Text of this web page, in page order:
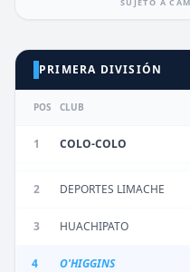
PRIMERA DIVISIÓN
POS CLUB
1 COLO-COLO
2 DEPORTES LIMACHE
3 HUACHIPATO
4 O'HIGGINS